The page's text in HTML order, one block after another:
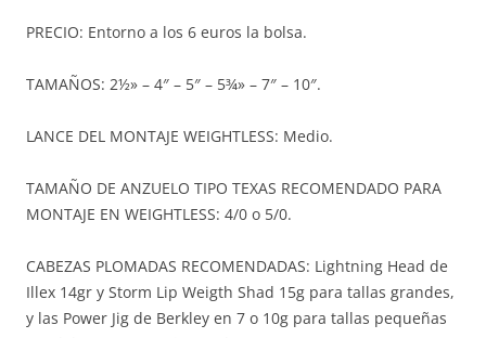
PRECIO: Entorno a los 6 euros la bolsa.
TAMAÑOS: 2½» – 4″ – 5″ – 5¾» – 7″ – 10″.
LANCE DEL MONTAJE WEIGHTLESS: Medio.
TAMAÑO DE ANZUELO TIPO TEXAS RECOMENDADO PARA
MONTAJE EN WEIGHTLESS: 4/0 o 5/0.
CABEZAS PLOMADAS RECOMENDADAS: Lightning Head de
Illex 14gr y Storm Lip Weigth Shad 15g para tallas grandes,
y las Power Jig de Berkley en 7 o 10g para tallas pequeñas